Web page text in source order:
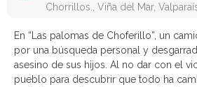
Chorrillos., Viña del Mar,
En “Las palomas de Choferillo”, un
por una búsqueda personal y
asesino de sus hijos. Al no dar con el
pueblo para descubrir que todo ha